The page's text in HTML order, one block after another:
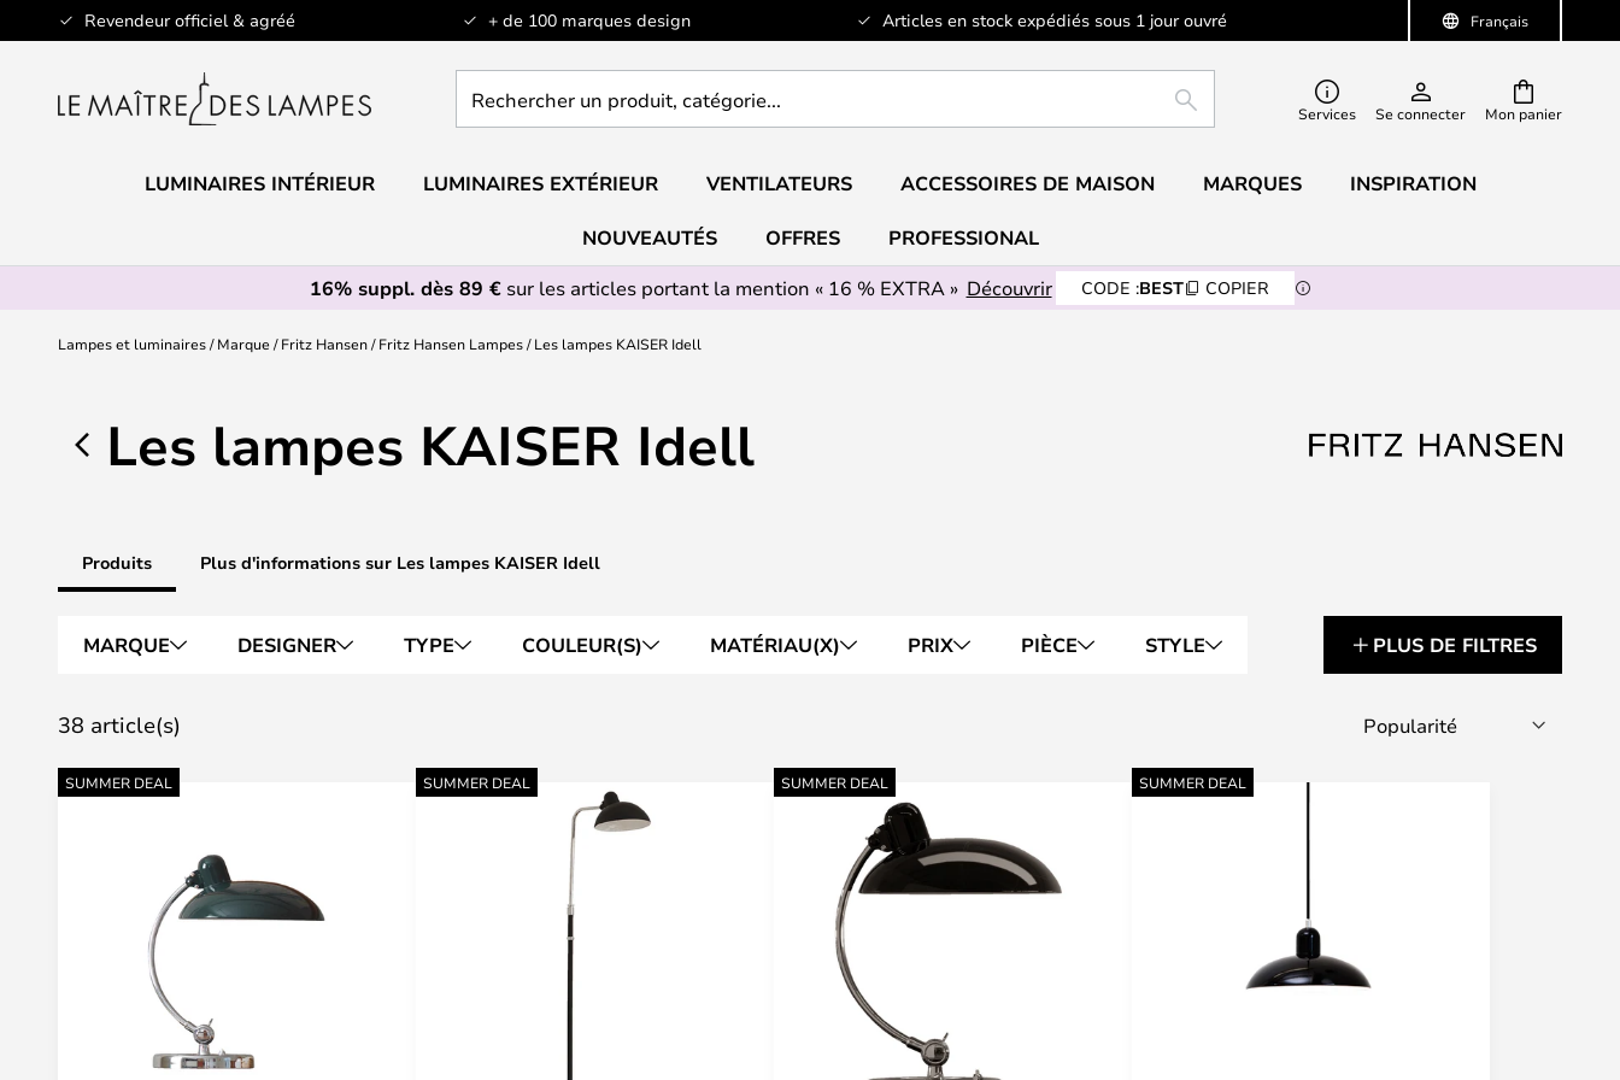
Français
Revendeur officiel & agréé + de 100 marques design Articles en stock expédiés sous 1 jour ouvré
Allez
au
Mon panier
un
catégorie...
RECHERCHERServices Se connecter
LUMINAIRES INTÉRIEUR LUMINAIRES EXTÉRIEUR VENTILATEURS ACCESSOIRES DE MAISON MARQUES INSPIRATION
NOUVEAUTÉS OFFRES
PROFESSIONAL
16% suppl. dès 89 €sur les articles portant la mention « 16 % EXTRA » Découvrir CODE :BEST COPIER
Lampes et luminaires Marque Fritz Hansen Fritz Hansen Lampes Les lampes KAISER Idell
Les lampes KAISER Idell
Produits Plus d'informations sur Les lampes KAISER Idell
MARQUE DESIGNER TYPE COULEUR(S) MATÉRIAU(X) PRIX PIÈCE STYLE PLUS DE FILTRES
38 article(s)
SUMMER DEAL SUMMER DEAL SUMMER DEAL SUMMER DEAL